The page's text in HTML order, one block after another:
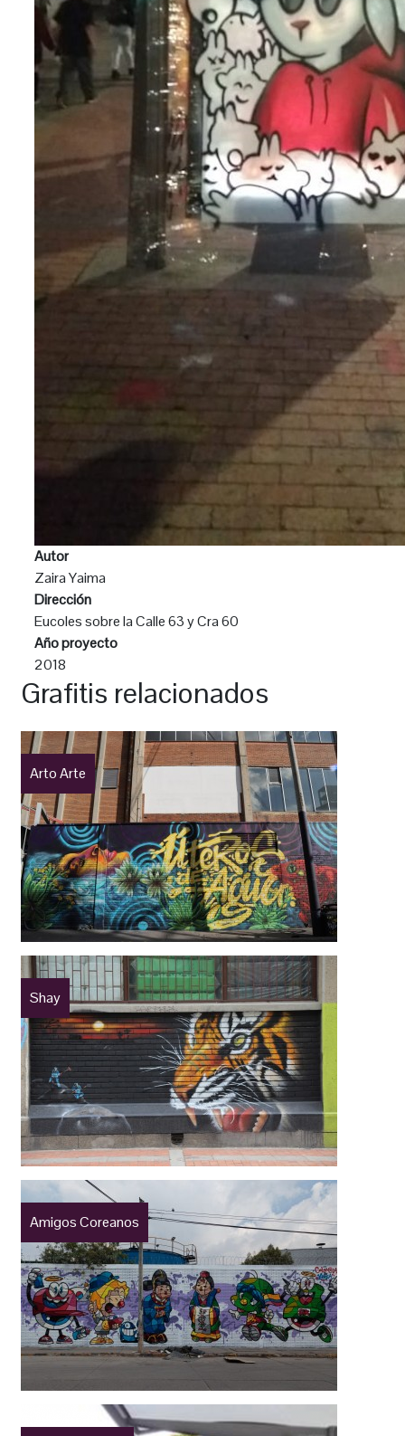
Autor
Zaira Yaima
Dirección
Eucoles sobre la Calle 63 y Cra 60
Año proyecto
2018
Grafitis relacionados
Arto Arte
Shay
Amigos Coreanos